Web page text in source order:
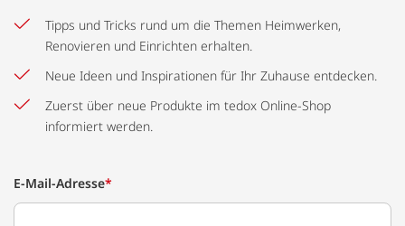
Tipps und Tricks rund um die Themen Heimwerken,
Renovieren und Einrichten erhalten.
Neue Ideen und Inspirationen für Ihr Zuhause entdecken.
Zuerst über neue Produkte im tedox Online-Shop
informiert werden.
E-Mail-Adresse*